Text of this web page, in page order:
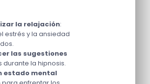
la relajación:
estrés y la ansiedad
las sugestiones
durante la hipnosis.
estado mental